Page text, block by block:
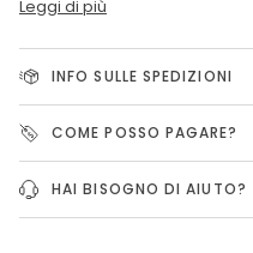
Leggi di più
INFO SULLE SPEDIZIONI
COME POSSO PAGARE?
HAI BISOGNO DI AIUTO?